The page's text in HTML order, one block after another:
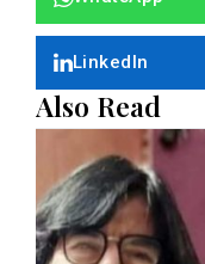
LinkedIn
Also Read